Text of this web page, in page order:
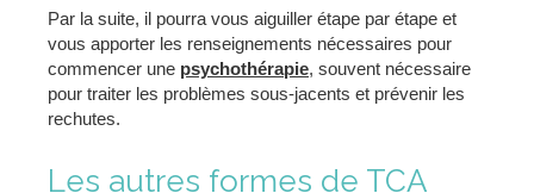
Par la suite, il pourra vous aiguiller étape par étape et
vous apporter les renseignements nécessaires pour
commencer une psychothérapie, souvent nécessaire
pour traiter les problèmes sous-jacents et prévenir les
rechutes.
Les autres formes de TCA